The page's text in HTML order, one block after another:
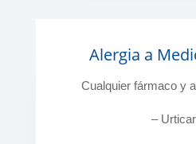
Alergia a
Cualquier fármaco y
–